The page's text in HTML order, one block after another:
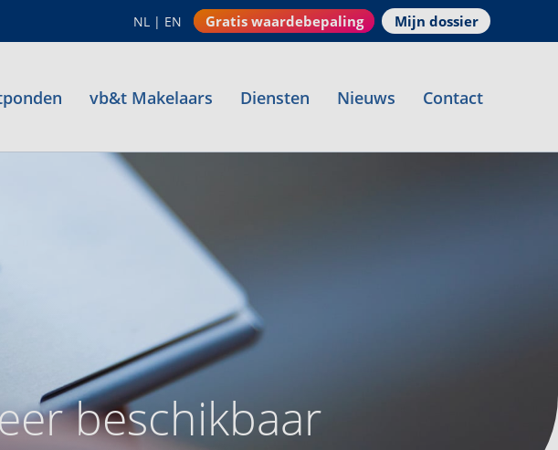
NL | EN Gratis waardebepaling Mijn dossier
vb&t Makelaars Diensten Nieuws Contact
beschikbaar